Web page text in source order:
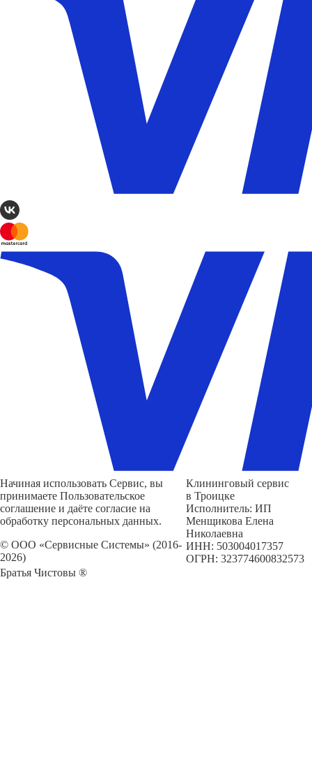
Начиная использовать Сервис, вы
принимаете Пользовательское
соглашение и даёте согласие на
обработку персональных данных.
© ООО «Сервисные Системы» (2016-
2026)
Братья Чистовы ®
Клининговый сервис
в Троицке
Исполнитель: ИП
Менщикова Елена
Николаевна
ИНН: 503004017357
ОГРН: 323774600832573